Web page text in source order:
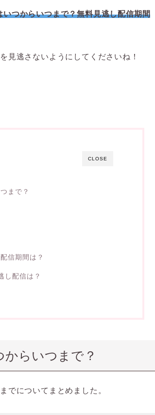
いつからいつまで？無料見逃し配信期間
見逃さないようにしてくださいね！
CLOSE
まで？
信期間は？
し配信は？
からいつまで？
でについてまとめました。